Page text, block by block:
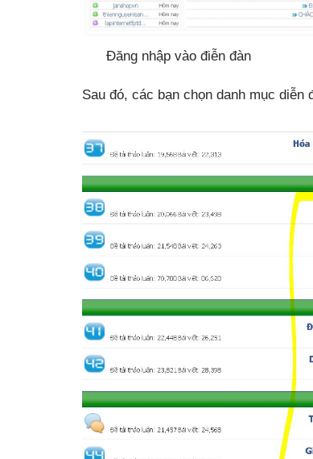
Đăng nhập vào điễn đàn
Sau đó, các bạn chọn danh mục